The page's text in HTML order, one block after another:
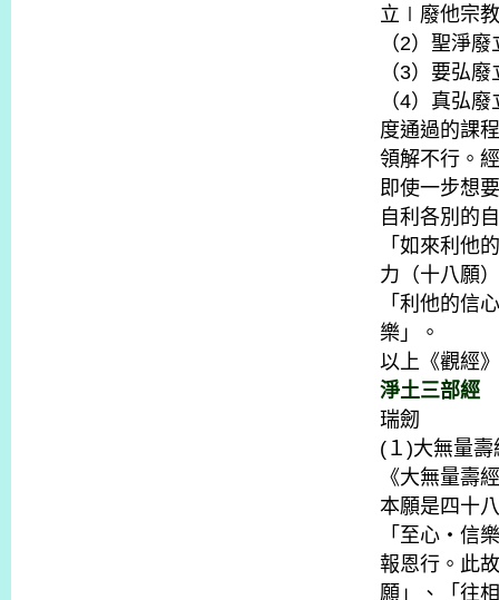
立∣廢他宗
（2）聖淨
（3）要弘
（4）真弘
度通過的課
領解不行。
即使一步想
自利各別的
「如來利他
力（十八願
「利他的信
樂」。
以上《觀經
淨土三部經
瑞劒
(１)大無量壽
《大無量壽
本願是四十
「至心・信
報恩行。此
願」、「往